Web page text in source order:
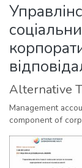
Statistics
Alternative
Management
component of